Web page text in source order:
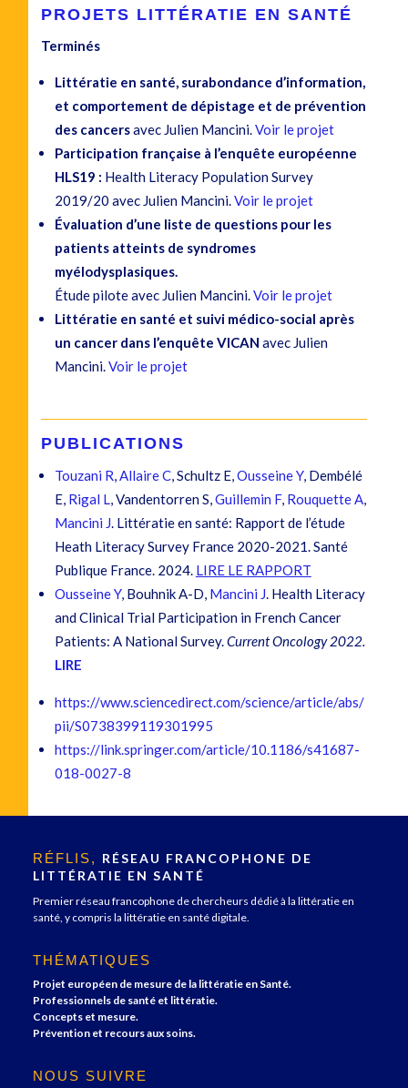
PROJETS LITTÉRATIE EN SANTÉ
Terminés
Littératie en santé, surabondance d’information,
et comportement de dépistage et de prévention
des cancersavecJulien Mancini.Voir le projet
Participation française à l’enquête européenne
HLS19 : Health Literacy Population Survey
2019/20 avec Julien Mancini.Voir le projet
Évaluation d’une liste de questions pour les
patients atteints de syndromes
myélodysplasiques.
Étude pilote avec Julien Mancini.Voir le projet
Littératie en santé et suivi médico-social après
un cancer dans l’enquête VICAN avec Julien
Mancini.Voir le projet
PUBLICATIONS
Touzani R,Allaire C, Schultz E,Ousseine Y, Dembélé
E, Rigal L, Vandentorren S,Guillemin F, Rouquette A,
Mancini J. Littératie en santé: Rapport de l’étude
Heath Literacy Survey France 2020-2021. Santé
Publique France. 2024. LIRE LE RAPPORT
Ousseine Y, Bouhnik A-D,Mancini J. Health Literacy
and Clinical Trial Participation in French Cancer
Patients: A National Survey.Current Oncology 2022.
LIRE
https://www.sciencedirect.com/science/article/abs/
pii/S0738399119301995
https://link.springer.com/article/10.1186/s41687-
018-0027-8
RÉFLIS, RÉSEAU FRANCOPHONE DE
LITTÉRATIE EN SANTÉ
Premier réseau francophone de chercheurs dédié à la littératie en
santé, y compris la littératie en santé digitale.
THÉMATIQUES
Projet européen de mesure de la littératie en Santé.
Professionnels de santé et littératie.
Concepts et mesure.
Prévention et recours aux soins.
NOUS SUIVRE